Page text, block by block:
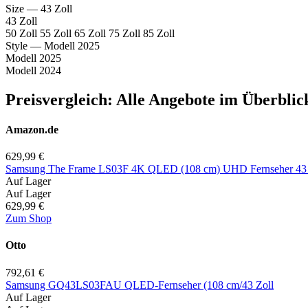
Size — 43 Zoll
43 Zoll
50 Zoll 55 Zoll 65 Zoll 75 Zoll 85 Zoll
Style — Modell 2025
Modell 2025
Modell 2024
Preisvergleich: Alle Angebote im
Amazon.de
629,99 €
Samsung The Frame LS03F 4K QLED (108 cm) UHD Fernseher
Auf Lager
Auf Lager
629,99 €
Zum Shop
Otto
792,61 €
Samsung GQ43LS03FAU QLED-Fernseher (108 cm/43 Zoll
Auf Lager